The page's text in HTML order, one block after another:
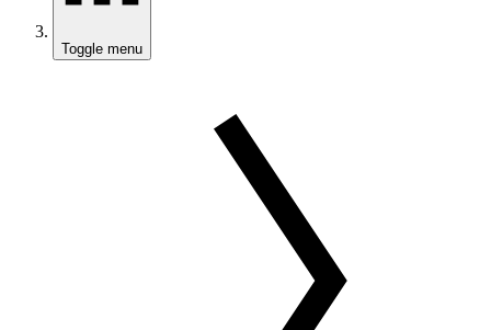
Toggle menu